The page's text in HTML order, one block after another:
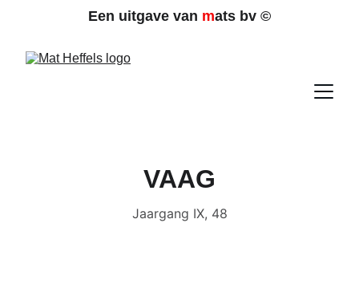
Een uitgave van mats bv ©
VAAG
Jaargang IX, 48